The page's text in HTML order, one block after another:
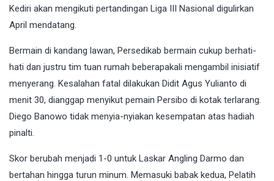
Kediri akan mengikuti pertandingan Liga III Nasional digulirkan
April mendatang.
Bermain di kandang lawan, Persedikab bermain cukup berhati-
hati dan justru tim tuan rumah beberapakali mengambil inisiatif
menyerang. Kesalahan fatal dilakukan Didit Agus Yulianto di
menit 30, dianggap menyikut pemain Persibo di kotak terlarang.
Diego Banowo tidak menyia-nyiakan kesempatan atas hadiah
pinalti.
Skor berubah menjadi 1-0 untuk Laskar Angling Darmo dan
bertahan hingga turun minum. Memasuki babak kedua, Pelatih